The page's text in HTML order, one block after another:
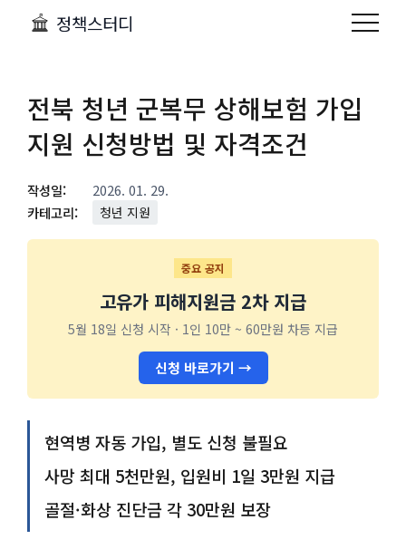
정책스터디
전북 청년 군복무 상해보험 가입
지원 신청방법 및 자격조건
작성일:
2026. 01. 29.
카테고리:
청년 지원
중요 공지
고유가 피해지원금 2차 지급
5월 18일 신청 시작 · 1인 10만 ~ 60만원 차등 지급
신청 바로가기 →
현역병 자동 가입, 별도 신청 불필요
사망 최대 5천만원, 입원비 1일 3만원 지급
골절·화상 진단금 각 30만원 보장